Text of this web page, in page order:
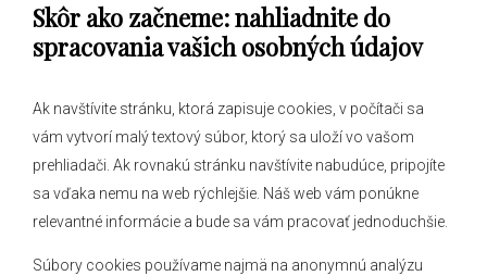
Skôr ako začneme: nahliadnite do
spracovania vašich osobných údajov
Ak navštívite stránku, ktorá zapisuje cookies, v počítači sa
vám vytvorí malý textový súbor, ktorý sa uloží vo vašom
prehliadači. Ak rovnakú stránku navštívite nabudúce, pripojíte
sa vďaka nemu na web rýchlejšie. Náš web vám ponúkne
relevantné informácie a bude sa vám pracovať jednoduchšie.
Súbory cookies používame najmä na anonymnú analýzu
Obecný úrad
O obci
Hlásenia obecného rozhlasu